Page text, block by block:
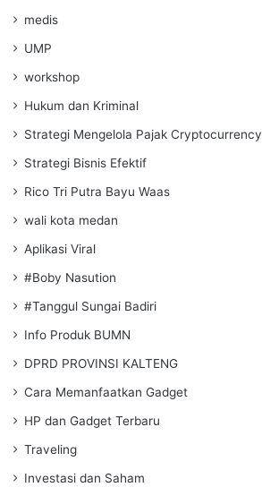
medis
UMP
workshop
Hukum dan Kriminal
Strategi Mengelola Pajak Cryptocurrency
Strategi Bisnis Efektif
Rico Tri Putra Bayu Waas
wali kota medan
Aplikasi Viral
#Boby Nasution
#Tanggul Sungai Badiri
Info Produk BUMN
DPRD PROVINSI KALTENG
Cara Memanfaatkan Gadget
HP dan Gadget Terbaru
Traveling
Investasi dan Saham